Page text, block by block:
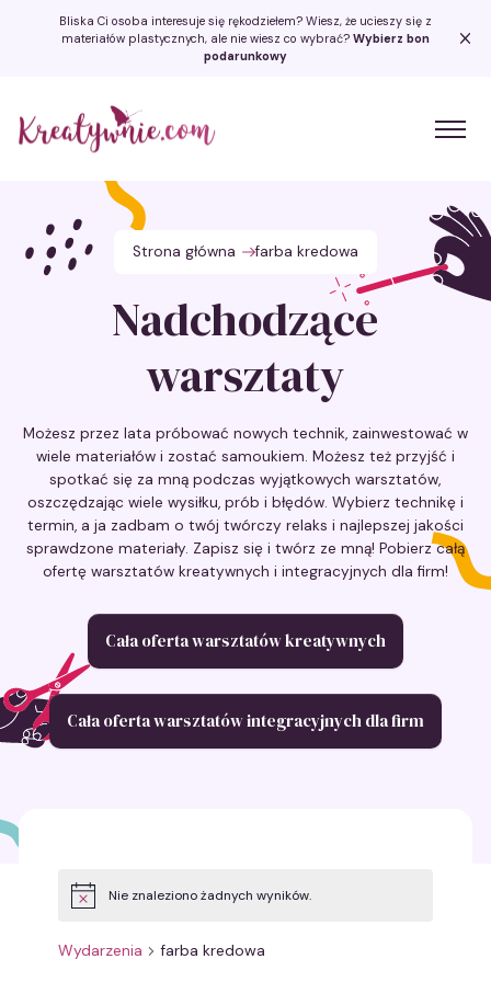
Bliska Ci osoba interesuje się rękodziełem? Wiesz, że ucieszy się z
materiałów plastycznych, ale nie wiesz co wybrać? Wybierz bon
podarunkowy
Kreatywnie.com
Strona główna farba kredowa
Nadchodzące
warsztaty
Możesz przez lata próbować nowych technik, zainwestować w
wiele materiałów i zostać samoukiem. Możesz też przyjść i
spotkać się za mną podczas wyjątkowych warsztatów,
oszczędzając wiele wysiłku, prób i błędów. Wybierz technikę i
termin, a ja zadbam o twój twórczy relaks i najlepszej jakości
sprawdzone materiały. Zapisz się i twórz ze mną! Pobierz całą
ofertę warsztatów kreatywnych i integracyjnych dla firm!
Cała oferta warsztatów kreatywnych
Cała oferta warsztatów integracyjnych dla firm
Powiadomienie
Nie znaleziono żadnych wyników.
Wydarzenia farba kredowa